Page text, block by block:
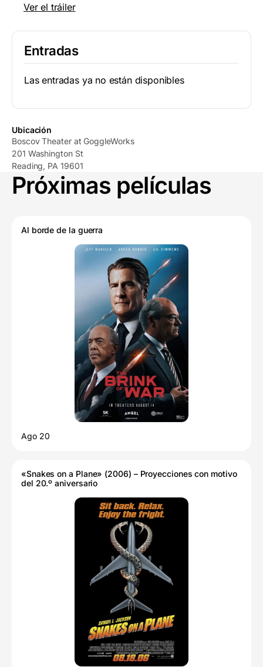
Ver el tráiler
Entradas
Las entradas ya no están disponibles
Ubicación
Boscov Theater at GoggleWorks
201 Washington St
Reading, PA 19601
Próximas películas
Al borde de la guerra
Ago 20
«Snakes on a Plane» (2006) – Proyecciones con motivo
del 20.º aniversario